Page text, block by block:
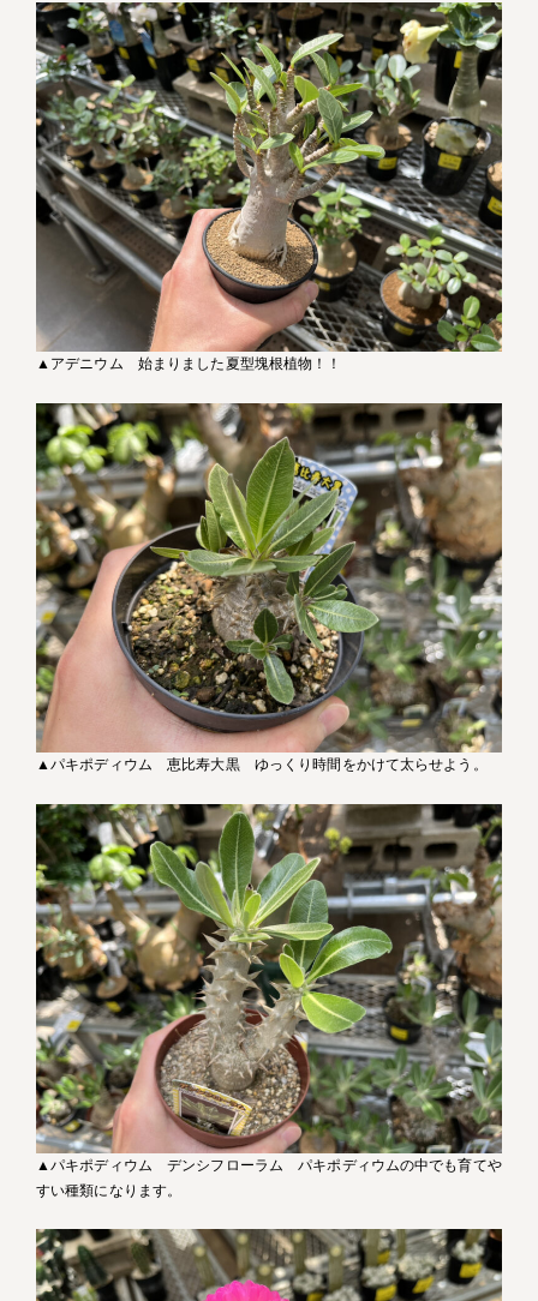
▲アデニウム 始まりました夏型塊根植物！！
▲パキポディウム 恵比寿大黒 ゆっくり時間をかけて太らせよう。
▲パキポディウム デンシフローラム パキポディウムの中でも育てや
すい種類になります。